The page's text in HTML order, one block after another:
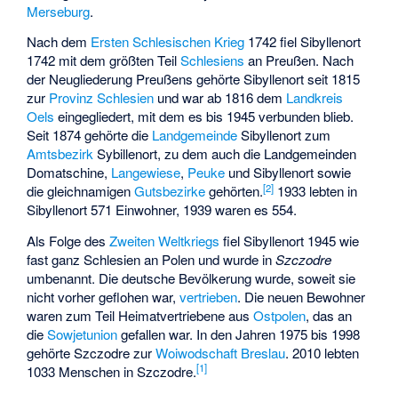
Merseburg.
Nach dem Ersten Schlesischen Krieg 1742 fiel Sibyllenort
1742 mit dem größten TeilSchlesiens an Preußen. Nach
der Neugliederung Preußens gehörte Sibyllenort seit 1815
zur Provinz Schlesien und war ab 1816 dem Landkreis
Oels eingegliedert, mit dem es bis 1945 verbunden blieb.
Seit 1874 gehörte die LandgemeindeSibyllenort zum
AmtsbezirkSybillenort, zu dem auch die Landgemeinden
Domatschine, Langewiese, Peuke und Sibyllenort sowie
die gleichnamigenGutsbezirkegehörten.[2] 1933 lebten in
Sibyllenort 571 Einwohner, 1939 waren es 554.
Als Folge desZweiten Weltkriegs fiel Sibyllenort 1945 wie
fast ganz Schlesien an Polen und wurde inSzczodre
umbenannt. Die deutsche Bevölkerung wurde, soweit sie
nicht vorher geflohen war,vertrieben. Die neuen Bewohner
waren zum Teil Heimatvertriebene ausOstpolen, das an
dieSowjetuniongefallen war. In den Jahren 1975 bis 1998
gehörte Szczodre zurWoiwodschaft Breslau. 2010 lebten
1033 Menschen in Szczodre.[1]